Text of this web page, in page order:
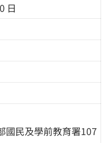
日
國民及學前教育署107